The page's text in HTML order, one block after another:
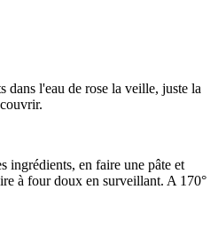
dans l'eau de rose la veille, juste la
ingrédients, en faire une pâte et
à four doux en surveillant. A 170°